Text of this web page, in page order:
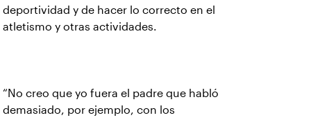
deportividad y de hacer lo correcto en el
atletismo y otras actividades.
“No creo que yo fuera el padre que habló
demasiado, por ejemplo, con los